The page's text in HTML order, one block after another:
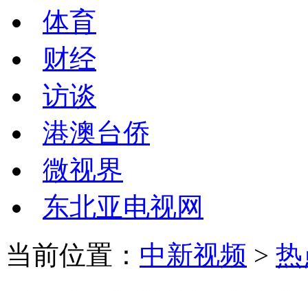
体育
财经
访谈
港澳台侨
微视界
东北亚电视网
当前位置： 中新视频 >